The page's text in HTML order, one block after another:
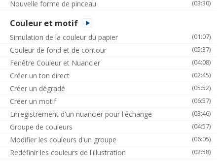
(03:30)
Nouvelle forme de pinceau
Couleur et motif
(01:07)
Simulation de la couleur du papier
(05:37)
Couleur de fond et de contour
(04:08)
Fenêtre Couleur et Nuancier
(02:45)
Créer un ton direct
(05:52)
Créer un dégradé
(06:57)
Créer un motif
(03:46)
Enregistrement d'un nuancier pour l'échange
(04:57)
Groupe de couleurs
(06:05)
Modifier les couleurs d'un groupe
(02:58)
Redéfinir les couleurs de l'illustration